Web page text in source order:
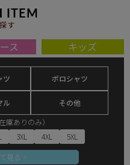
ITEM
す
ス キッズ
ツ
ポロシャツ
ル
その他
庫ありのみ）
3XL 4XL
5XL
見る >